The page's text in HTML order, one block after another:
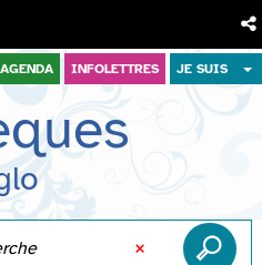
AGENDA INFOLETTRES JE SUIS